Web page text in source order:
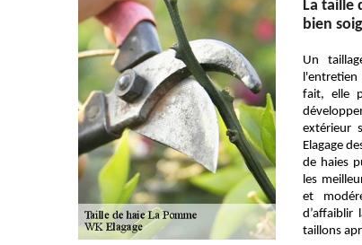
La taille
bien
Un
fait, elle
extérieur
Elagage
de haies
les
et
taillons